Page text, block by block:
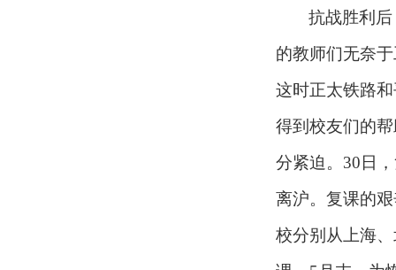
抗战胜利
的教师们无奈
这时正太铁路
得到校友们的
分紧迫。 30日
离沪。复课的
校分别从上海